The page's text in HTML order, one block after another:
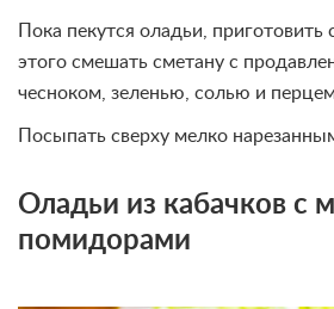
Пока пекутся оладьи,
этого смешать сметану с
чесноком, зеленью, солью и
Посыпать сверху мелко
Оладьи из кабачков с
помидорами